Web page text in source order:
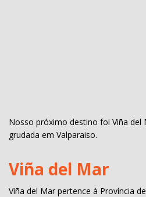
Nosso próximo destino foi Viña del
grudada em Valparaiso.
Viña del Mar
Viña del Mar pertence à Província